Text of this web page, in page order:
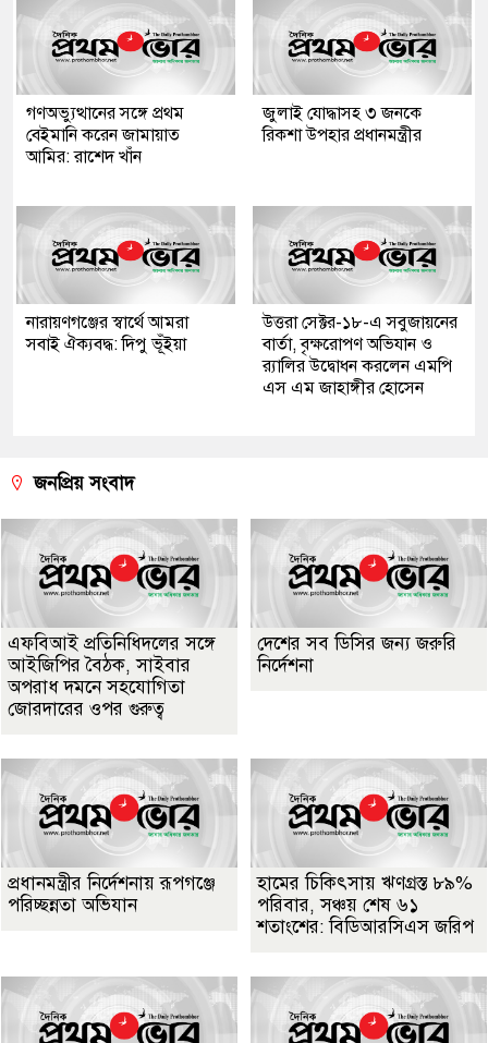
গণঅভ্যুত্থানের সঙ্গে প্রথম
বেইমানি করেন জামায়াত
আমির: রাশেদ খাঁন
জুলাই যোদ্ধাসহ ৩ জনকে
রিকশা উপহার প্রধানমন্ত্রীর
নারায়ণগঞ্জের স্বার্থে আমরা
সবাই ঐক্যবদ্ধ: দিপু ভূঁইয়া
উত্তরা সেক্টর-১৮-এ সবুজায়নের
বার্তা, বৃক্ষরোপণ অভিযান ও
র‍্যালির উদ্বোধন করলেন এমপি
এস এম জাহাঙ্গীর হোসেন
জনপ্রিয় সংবাদ
এফবিআই প্রতিনিধিদলের সঙ্গে
আইজিপির বৈঠক, সাইবার
অপরাধ দমনে সহযোগিতা
জোরদারের ওপর গুরুত্ব
দেশের সব ডিসির জন্য জরুরি
নির্দেশনা
প্রধানমন্ত্রীর নির্দেশনায় রূপগঞ্জে
পরিচ্ছন্নতা অভিযান
হামের চিকিৎসায় ঋণগ্রস্ত ৮৯%
পরিবার, সঞ্চয় শেষ ৬১
শতাংশের: বিডিআরসিএস জরিপ